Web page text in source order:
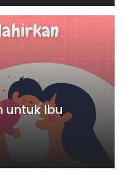
untuk Ibu